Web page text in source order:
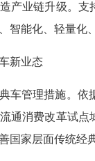
造产业链升级。
智能化、轻量化
新业态
车管理措施。
通消费改革试
国家层面传统经